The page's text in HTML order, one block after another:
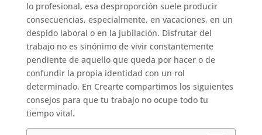
lo profesional, esa desproporción suele producir
consecuencias, especialmente, en vacaciones, en un
despido laboral o en la jubilación. Disfrutar del
trabajo no es sinónimo de vivir constantemente
pendiente de aquello que queda por hacer o de
confundir la propia identidad con un rol
determinado. En Crearte compartimos los siguientes
consejos para que tu trabajo no ocupe todo tu
tiempo vital.